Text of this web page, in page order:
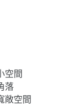
空間
落
敞空間